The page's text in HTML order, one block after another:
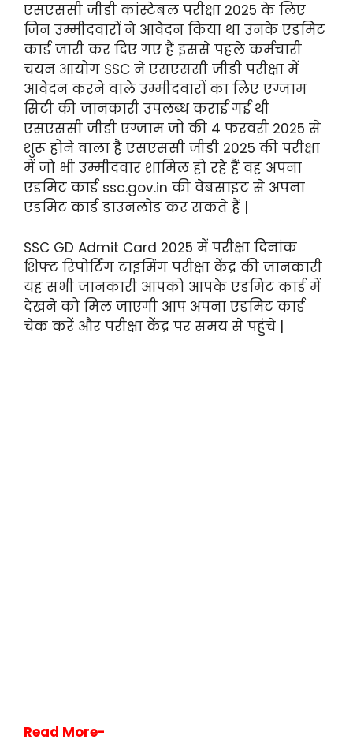
एसएससी जीडी कांस्टेबल परीक्षा 2025 के लिए
जिन उम्मीदवारों ने आवेदन किया था उनके एडमिट
कार्ड जारी कर दिए गए हैं इससे पहले कर्मचारी
चयन आयोग SSC ने एसएससी जीडी परीक्षा में
आवेदन करने वाले उम्मीदवारों का लिए एग्जाम
सिटी की जानकारी उपलब्ध कराई गई थी
एसएससी जीडी एग्जाम जो की 4 फरवरी 2025 से
शुरू होने वाला है एसएससी जीडी 2025 की परीक्षा
में जो भी उम्मीदवार शामिल हो रहे हैं वह अपना
एडमिट कार्ड ssc.gov.in की वेबसाइट से अपना
एडमिट कार्ड डाउनलोड कर सकते हैं |
SSC GD Admit Card 2025 में परीक्षा दिनांक
शिफ्ट रिपोर्टिंग टाइमिंग परीक्षा केंद्र की जानकारी
यह सभी जानकारी आपको आपके एडमिट कार्ड में
देखने को मिल जाएगी आप अपना एडमिट कार्ड
चेक करें और परीक्षा केंद्र पर समय से पहुंचे |
Read More-